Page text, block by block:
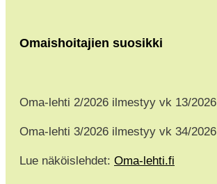
Omaishoitajien suosikki
Oma-lehti 2/2026 ilmestyy vk 13/2026
Oma-lehti 3/2026 ilmestyy vk 34/2026
Lue näköislehdet: Oma-lehti.fi